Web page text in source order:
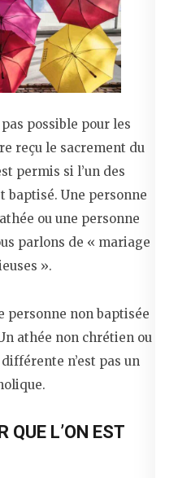
possible pour les
reçu le sacrement du
permis si l’un des
baptisé. Une personne
ou une personne
parlons de « mariage
».
personne non baptisée
athée non chrétien ou
n’est pas un
QUE L’ON EST